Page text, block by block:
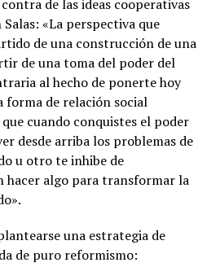
de las ideas cooperativas
«La perspectiva que
de una construcción de una
de una toma del poder del
al hecho de ponerte hoy
forma de relación social
cuando conquistes el poder
desde arriba los problemas de
u otro te inhibe de
hacer algo para transformar la
una estrategia de
de puro reformismo: